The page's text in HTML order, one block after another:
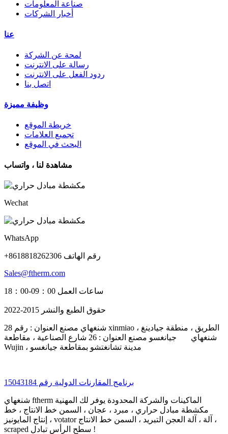
صناعة المعلومات
أخبار الشركات
عنا
لمحة عن الشركة
رسالة على الانترنت
ردود الفعل على الانترنت
اتصل بنا
وظيفة مميزة
خريطة الموقع
تجميع العلامات
البحث في الموقع
مشاهدة لنا ، واتساب
Wechat
WhatsApp
+8618818262306 رقم الهاتف
Sales@ftherm.com
ساعات العمل 09：00-18：00
حقوق الطبع والنشر 2015-2022
شنغهاي مصنع العنوان : رقم 28 xinmiao الطريق ، منطقة جيادينغ ،
شنغهاي جيانغسو مصنع العنوان : 26 شارع الصناعية ، مقاطعة
Wujin ، مدينة تشانغتشو بمقاطعة جيانغسو
برنامج المقارنات الدولية رقم 15043184
شنغهاي ftherm الماكينات والشركة المحدودة يوفر لك المهنية
مكشطة مبادل حراري ، مبرد ، عجان ، السمن خط الانتاج ، خط
إنتاج المايونيز ، votator آلة ، آلة العجن التبريد ، السمن خط الانتاج ،
scraped سطح الرأس تبادل !